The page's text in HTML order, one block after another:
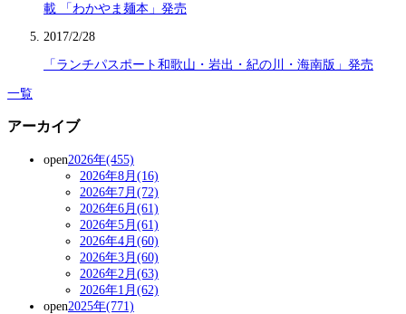
載 「わかやま麺本」発売
2017/2/28
「ランチパスポート和歌山・岩出・紀の川・海南版」発売
一覧
アーカイブ
open2026年(455)
2026年8月(16)
2026年7月(72)
2026年6月(61)
2026年5月(61)
2026年4月(60)
2026年3月(60)
2026年2月(63)
2026年1月(62)
open2025年(771)